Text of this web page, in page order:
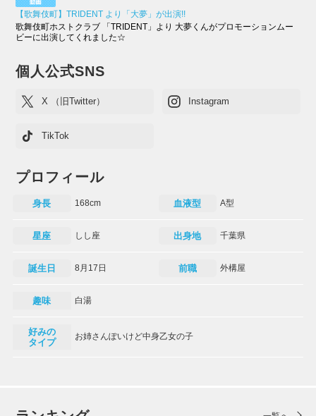
【歌舞伎町】TRIDENT より「大夢」が出演!!
歌舞伎町ホストクラブ 「TRIDENT」より 大夢くんがプロモーションムー
ビーに出演してくれました☆
個人公式SNS
X （旧Twitter） Instagram
TikTok
プロフィール
身長 168cm 血液型 A型
星座 しし座 出身地 千葉県
誕生日 8月17日 前職 外構屋
趣味 白湯
好みの
タイプ
お姉さんぽいけど中身乙女の子